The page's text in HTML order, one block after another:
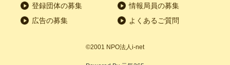
登録団体の募集
情報局員の募集
広告の募集
よくあるご質問
©2001 NPO法人 i-net